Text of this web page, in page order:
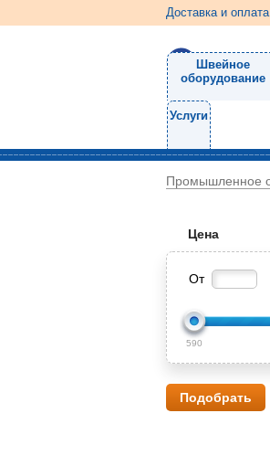
Доставка и оплата
Швейное
оборудование
Услуги
Промышленное
Цена
От
590